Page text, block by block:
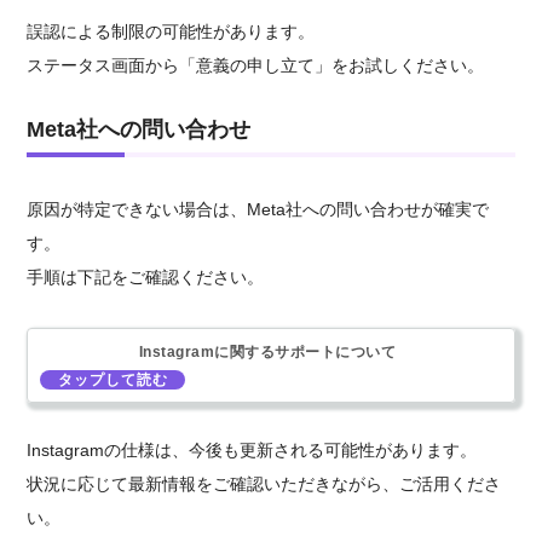
誤認による制限の可能性があります。
ステータス画面から「意義の申し立て」をお試しください。
Meta社への問い合わせ
原因が特定できない場合は、Meta社への問い合わせが確実で
す。
手順は下記をご確認ください。
Instagramに関するサポートについて
Instagramの仕様は、今後も更新される可能性があります。
状況に応じて最新情報をご確認いただきながら、ご活用くださ
い。